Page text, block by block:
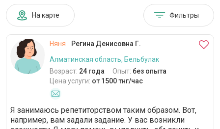
На карте Фильтры
Няня
Регина Денисовна Г.
Алматинская область, Бельбулак
Возраст: 24 года Опыт: без опыта
Цена услуги: от 1500 тнг/час
Я занимаюсь репетиторством таким образом. Вот,
например, вам задали задание. У вас возникли